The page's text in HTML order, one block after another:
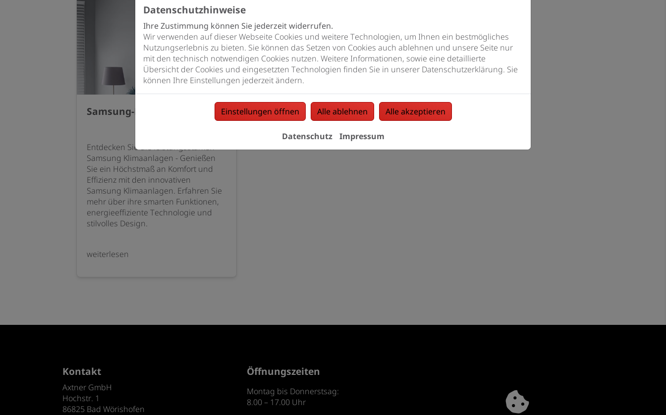
Samsung-Klimaanlage
Entdecken Sie die leistungsstarken
Samsung Klimaanlagen - Genießen
Sie ein Höchstmaß an Komfort und
Effizienz mit den innovativen
Samsung Klimaanlagen. Erfahren Sie
mehr über ihre smarten Funktionen,
energieeffiziente Technologie und
stilvolles Design.
weiterlesen
Kontakt
Axtner GmbH
Hochstr. 1
86825 Bad Wörishofen
Öffnungszeiten
Montag bis Donnerstsag:
8.00 – 17.00 Uhr
Datenschutzhinweise
Ihre Zustimmung können Sie jederzeit widerrufen.
Wir verwenden auf dieser Webseite Cookies und weitere Technologien, um Ihnen ein bestmögliches
Nutzungserlebnis zu bieten. Sie können das Setzen von Cookies auch ablehnen und unsere Seite nur
mit den technisch notwendigen Cookies nutzen. Weitere Informationen, sowie eine detaillierte
Übersicht der Cookies und eingesetzten Technologien finden Sie in unserer Datenschutzerklärung. Sie
können Ihre Einstellungen jederzeit ändern.
Einstellungen öffnen Alle ablehnen Alle akzeptieren
Datenschutz Impressum